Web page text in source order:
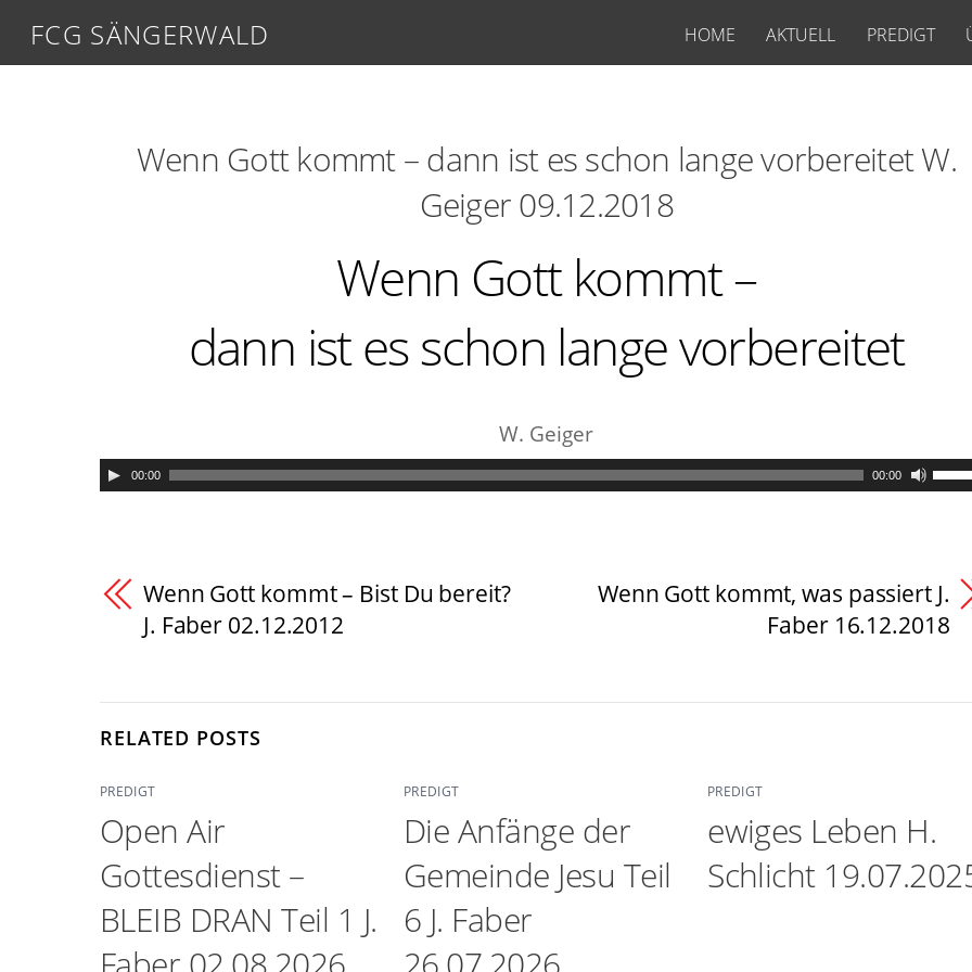
FCG SÄNGERWALD HOME AKTUELL PREDIGT
Wenn Gott kommt – dann ist es schon lange vorbereitet W.
Geiger 09.12.2018
Wenn Gott kommt –
dann ist es schon lange vorbereitet
W. Geiger
00:00 00:00
Wenn Gott kommt – Bist Du bereit?
J. Faber 02.12.2012
Wenn Gott kommt, was passiert J.
Faber 16.12.2018
RELATED POSTS
PREDIGT
Open Air
Gottesdienst –
BLEIB DRAN Teil 1 J.
PREDIGT
Die Anfänge der
Gemeinde Jesu Teil
6 J. Faber
PREDIGT
ewiges Leben H.
Schlicht